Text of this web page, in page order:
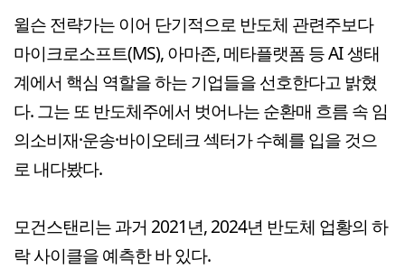
윌슨 전략가는 이어 단기적으로 반도체 관련주보다
마이크로소프트(MS), 아마존, 메타플랫폼 등 AI 생태
계에서 핵심 역할을 하는 기업들을 선호한다고 밝혔
다. 그는 또 반도체주에서 벗어나는 순환매 흐름 속 임
의소비재·운송·바이오테크 섹터가 수혜를 입을 것으
로 내다봤다.
모건스탠리는 과거 2021년, 2024년 반도체 업황의 하
락 사이클을 예측한 바 있다.